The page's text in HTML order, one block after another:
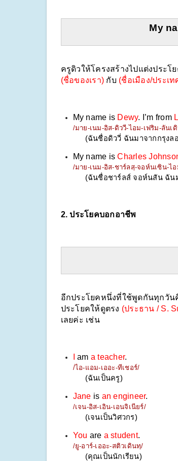
My
(ชื่อของเรา) กับ (ชื่อเมือง/ประเท
My name is Dewy. I’m from
/มาย-เนม-อิส-ดิววี-ไอม-เฟริม-ลันเ
(ฉันชื่อดิววี่ ฉันมาจากกรุงล
My name is Charles
/มาย-เนม-อิส-ชาร์ลสฺ-จอห์นเซิน-ไ
(ฉันชื่อชาร์ลส์ จอห์นสัน ฉัน
2. ประโยคบอกอาชีพ
อีกประโยคหนึ่งที่ใช้พูดกันทุกวัน
ประโยคให้ดูตรง (ประธาน / S.
เลยค่ะ เช่น
am a teacher.
/ไอ-แอม-เออะ-ทีเชอร์/
(ฉันเป็นครู)
Jane is an engineer.
/เจน-อิส-เอิน-เอนจิเนียร์/
(เจนเป็นวิศวกร)
You are a student.
/ยู-อาร์-เออะ-สติวเดินทฺ/
(คุณเป็นนักเรียน)